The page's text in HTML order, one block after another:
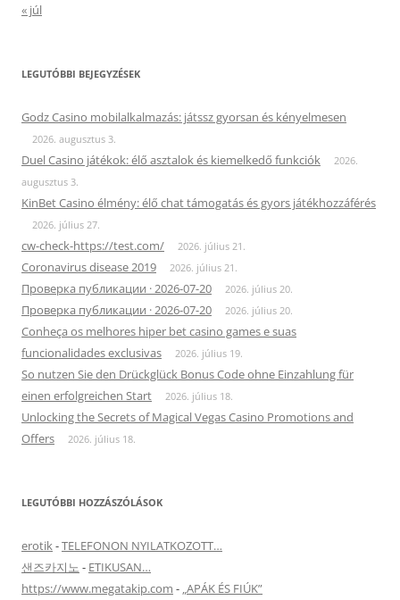
« júl
LEGUTÓBBI BEJEGYZÉSEK
Godz Casino mobilalkalmazás: játssz gyorsan és kényelmesen
2026. augusztus 3.
Duel Casino játékok: élő asztalok és kiemelkedő funkciók
2026.
augusztus 3.
KinBet Casino élmény: élő chat támogatás és gyors játékhozzáférés
2026. július 27.
cw-check-https://test.com/ 2026. július 21.
Coronavirus disease 2019 2026. július 21.
Проверка публикации · 2026-07-20 2026. július 20.
Проверка публикации · 2026-07-20 2026. július 20.
Conheça os melhores hiper bet casino games e suas
funcionalidades exclusivas
2026. július 19.
So nutzen Sie den Drückglück Bonus Code ohne Einzahlung für
einen erfolgreichen Start
2026. július 18.
Unlocking the Secrets of Magical Vegas Casino Promotions and
Offers
2026. július 18.
LEGUTÓBBI HOZZÁSZÓLÁSOK
erotik-TELEFONON NYILATKOZOTT…
샌즈카지노 - ETIKUSAN…
https://www.megatakip.com - „APÁK ÉS FIÚK”